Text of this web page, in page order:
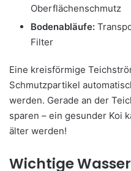
Oberflächenschmutz
Bodenabläufe:
Filter
Eine kreisförmige
Schmutzpartikel
werden. Gerade an der
sparen – ein gesunder Koi
älter werden!
Wichtige